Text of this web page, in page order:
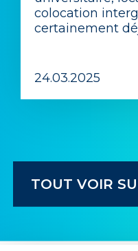
colocation
certainement
24.03.2025
TOUT VOIR